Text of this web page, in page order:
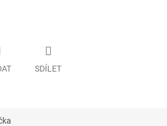
SDÍLET